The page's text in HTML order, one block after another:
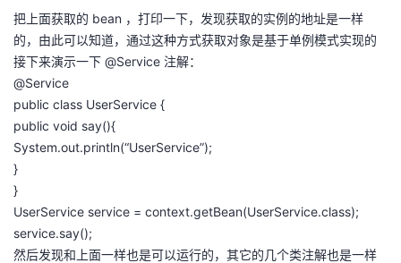
把上面获取的 bean ，打印一下，发现获取的实例的地址是一样
的，由此可以知道，通过这种方式获取对象是基于单例模式实现的
接下来演示一下 @Service 注解：
@Service
public class UserService {
public void say(){
System.out.println(“UserService”);
}
}
UserService service = context.getBean(UserService.class);
service.say();
然后发现和上面一样也是可以运行的，其它的几个类注解也是一样